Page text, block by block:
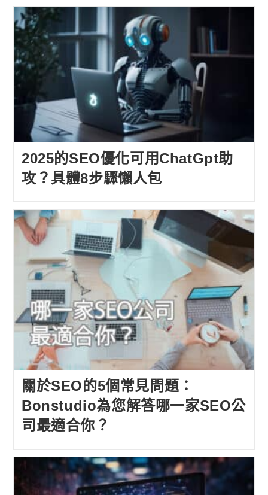
2025的SEO優化可用ChatGpt助
攻？具體8步驟懶人包
關於SEO的5個常見問題：
Bonstudio為您解答哪一家SEO公
司最適合你？